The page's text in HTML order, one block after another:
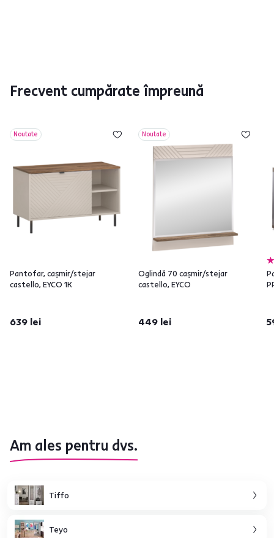
Frecvent cumpărate împreună
Noutate
Pantofar, caşmir/stejar
castello, EYCO 1K
639 lei
Noutate
Oglindă 70 caşmir/stejar
castello, EYCO
449 lei
Am ales pentru dvs.
Tiffo
Teyo